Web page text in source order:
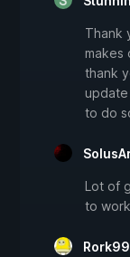
Thank
makes
thank
to do
Lot of
to
Rork99